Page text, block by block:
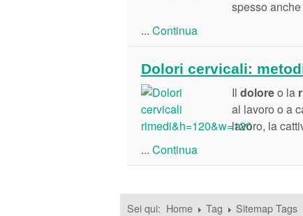
spesso
... Continua
Dolori cervicali:
Il doloreo la
al lavoro o a
lavoro, la
... Continua
Sei qui: Home Tag Sitemap Tags